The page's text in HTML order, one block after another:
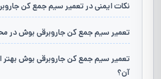
نکات ايمنی در تعمير سیم جمع کن
تعمير سیم جمع کن جاروبرقی بوش در
تعمير سیم جمع کن جاروبرقی بوش
آن؟